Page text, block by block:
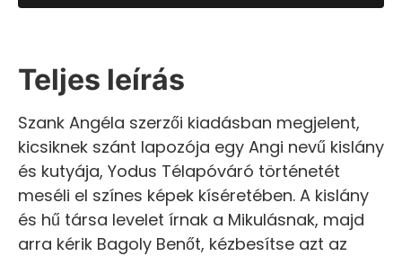
Teljes leírás
Szank Angéla szerzői kiadásban megjelent,
kicsiknek szánt lapozója egy Angi nevű kislány
és kutyája, Yodus Télapóváró történetét
meséli el színes képek kíséretében. A kislány
és hű társa levelet írnak a Mikulásnak, majd
arra kérik Bagoly Benőt, kézbesítse azt az